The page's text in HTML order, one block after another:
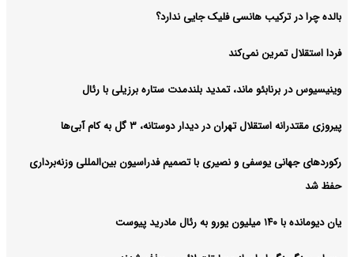
بالده چرا در ترکیب هانسی فلیک جایی ندارد؟
فردا استقلال تمرین نمی‌کند
وینیسیوس در برنابئو ماند، تمدید بلندمدت ستاره برزیلی با رئال
پیروزی مقتدرانه استقلال تهران در دیدار دوستانه، ۳ گل به کام آبی‌ها
رکوردهای جهانی یوسفی و نصیری با تصمیم فدراسیون بین‌المللی وزنه‌برداری
حفظ شد
یان دیومانده با ۱۴۰ میلیون یورو به رئال مادرید پیوست